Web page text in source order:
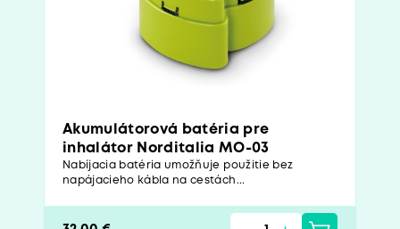
Akumulátorová batéria pre
inhalátor Norditalia MO-03
Nabíjacia batéria umožňuje použitie bez
napájacieho kábla na cestách...